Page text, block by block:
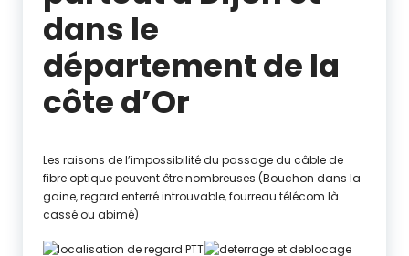
dans le
département de la
côte d’Or
Les raisons de l’impossibilité du passage du câble de
fibre optique peuvent être nombreuses (Bouchon dans la
gaine, regard enterré introuvable, fourreau télécom là
cassé ou abimé)